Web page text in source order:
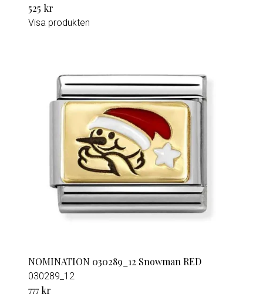
525 kr
Visa produkten
NOMINATION 030289_12 Snowman RED
030289_12
777 kr